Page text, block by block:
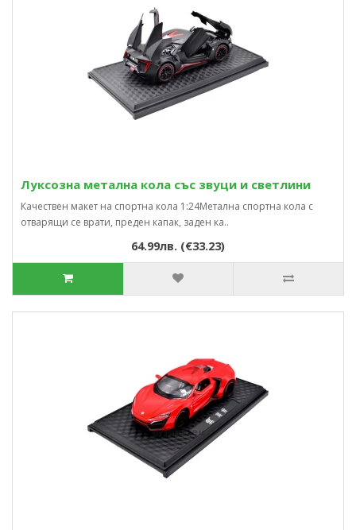
Луксозна метална кола със звуци и светлини
Качествен макет на спортна кола 1:24Метална спортна кола с
отварящи се врати, преден капак, заден ка..
64.99лв. (€33.23)